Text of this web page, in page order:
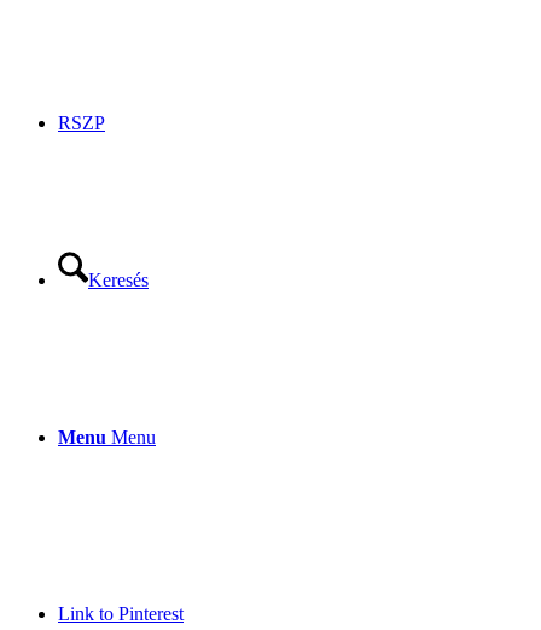
RSZP
Keresés
Menu Menu
Link to Pinterest